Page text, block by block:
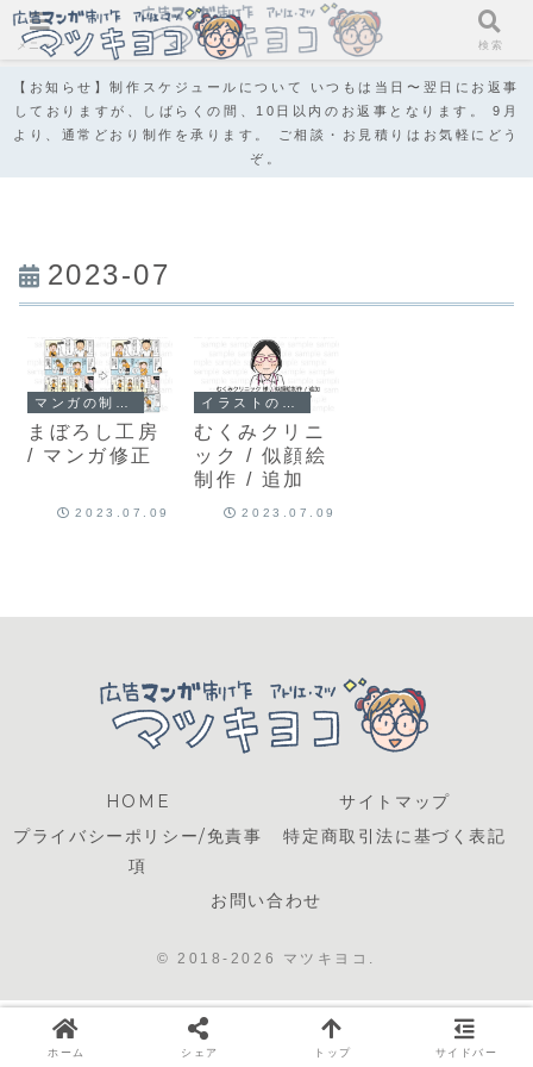
【お知らせ】制作スケジュールについて いつもは当日〜翌日にお返事
しておりますが、しばらくの間、10日以内のお返事となります。 9月
より、通常どおり制作を承ります。 ご相談・お見積りはお気軽にどう
ぞ。
2023-07
マンガの制作事例
まぼろし工房
/ マンガ修正
2023.07.09
イラストの制作事例
むくみクリニ
ック / 似顔絵
制作 / 追加
2023.07.09
HOME
サイトマップ
プライバシーポリシー/免責事
項
特定商取引法に基づく表記
お問い合わせ
© 2018-2026 マツキヨコ.
メニュー 検索
ホーム シェア トップ サイドバー